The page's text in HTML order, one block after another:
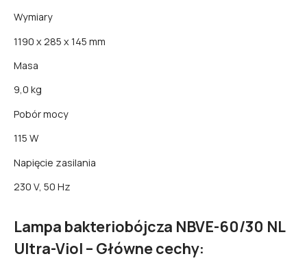
Wymiary
1190 x 285 x 145 mm
Masa
9,0 kg
Pobór mocy
115 W
Napięcie zasilania
230 V, 50 Hz
Lampa bakteriobójcza NBVE-60/30 NL
Ultra-Viol – Główne cechy: